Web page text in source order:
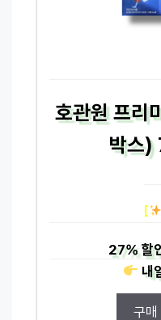
호관원 프리
박스
[
27%할
내
구매